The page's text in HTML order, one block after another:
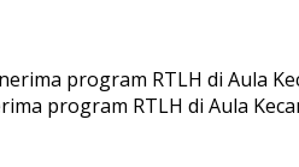
program RTLH di Aula